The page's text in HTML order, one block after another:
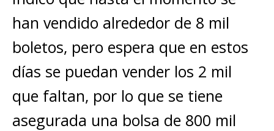
han vendido alrededor de 8 mil
boletos, pero espera que en estos
días se puedan vender los 2 mil
que faltan, por lo que se tiene
asegurada una bolsa de 800 mil